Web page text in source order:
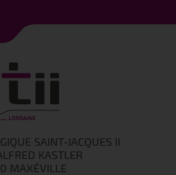
SAINT-JACQUES II
KASTLER
MAXÉVILLE